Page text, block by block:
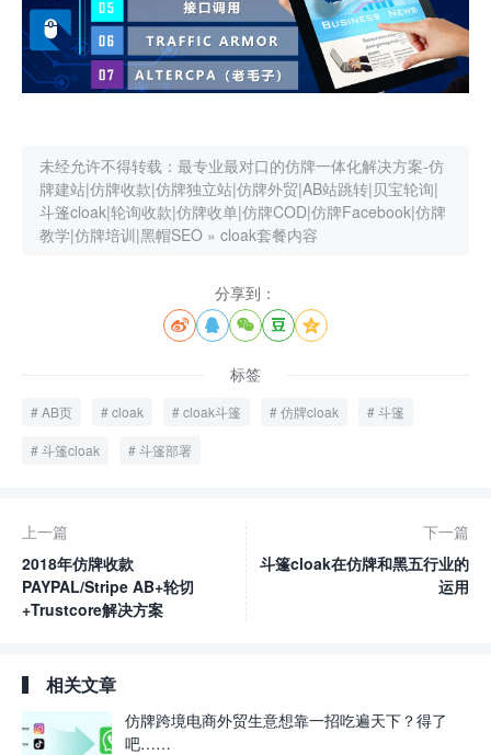
未经允许不得转载： 最专业最对口的仿牌一体化解决方案-仿
牌建站|仿牌收款|仿牌独立站|仿牌外贸|AB站跳转|贝宝轮询|
斗篷cloak|轮询收款|仿牌收单|仿牌COD|仿牌Facebook|仿牌
教学|仿牌培训|黑帽SEO » cloak套餐内容
分享到：
    
标签
AB页 cloak cloak斗篷 仿牌cloak 斗篷
斗篷cloak 斗篷部署
上一篇
2018年仿牌收款
PAYPAL/Stripe AB+轮切
+Trustcore解决方案
下一篇
斗篷cloak在仿牌和黑五行业的
运用
相关文章
仿牌跨境电商外贸生意想靠一招吃遍天下？得了
吧……